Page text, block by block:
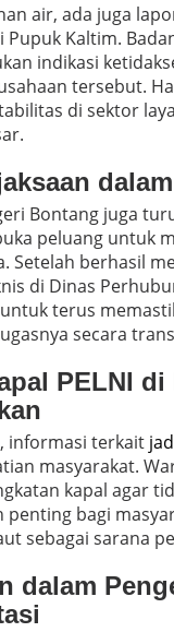
air, ada juga
Kaltim.
indikasi
tersebut.
di sektor
Bontang juga
peluang untuk
Setelah berhasil
di Dinas
terus
secara
PELNI
informasi terkait
masyarakat.
kapal agar
penting bagi
sebagai sarana
dalam